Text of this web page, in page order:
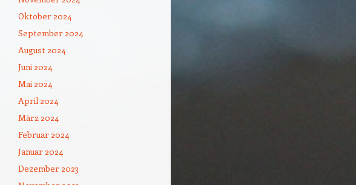
Oktober 2024
September 2024
August 2024
Juni 2024
Mai 2024
April 2024
März 2024
Februar 2024
Januar 2024
Dezember 2023